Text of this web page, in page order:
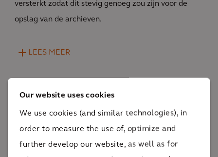
Our website uses cookies
We use cookies (and similar technologies), in
order to measure the use of, optimize and
further develop our website, as well as for
versterkt zodat dit stevig genoeg zou zijn voor de
opslag van de archieven.
LEES MEER
Impact